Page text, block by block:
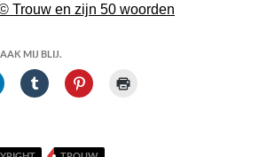
Trouw en zijn 50 woorden
MIJ BLIJ.